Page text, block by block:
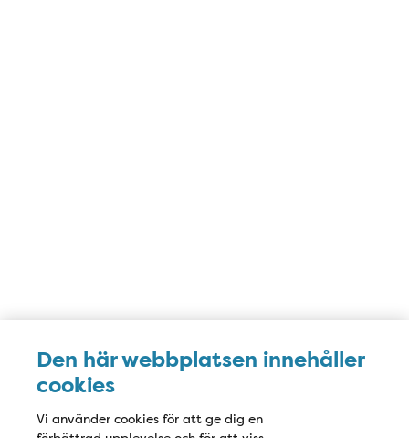
Den här webbplatsen innehåller
cookies
Vi använder cookies för att ge dig en